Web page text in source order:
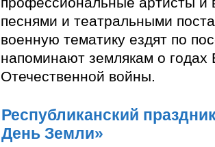
песнями и театральными
военную тематику ездят по
напоминают землякам о годах
Отечественной войны.
Республиканский
День Земли»